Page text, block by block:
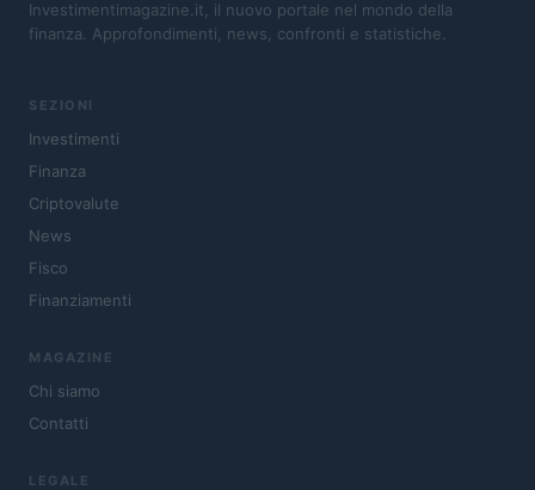
Investimentimagazine.it, il nuovo portale nel mondo della
finanza. Approfondimenti, news, confronti e statistiche.
SEZIONI
Investimenti
Finanza
Criptovalute
News
Fisco
Finanziamenti
MAGAZINE
Chi siamo
Contatti
LEGALE